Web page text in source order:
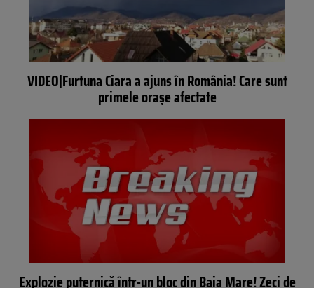
VIDEO|Furtuna Ciara a ajuns în România! Care sunt
primele orașe afectate
Explozie puternică într-un bloc din Baia Mare! Zeci de